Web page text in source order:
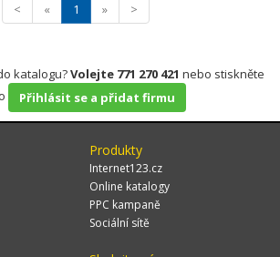
< « 1 » >
katalogu?Volejte 771 270 421 nebo stiskněte
Přihlásit se a přidat firmu
Produkty
Internet123.cz
Online katalogy
PPC kampaně
Sociální sítě